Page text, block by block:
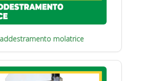
molatrice